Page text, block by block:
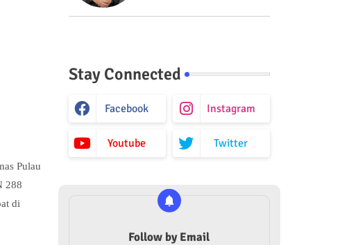
Pulau
288
di
Stay Connected
Facebook Instagram
Youtube Twitter
Follow by Email